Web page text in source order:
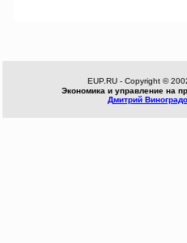
EUP.RU - Copyright ©
Экономика и управление на
Дмитрий